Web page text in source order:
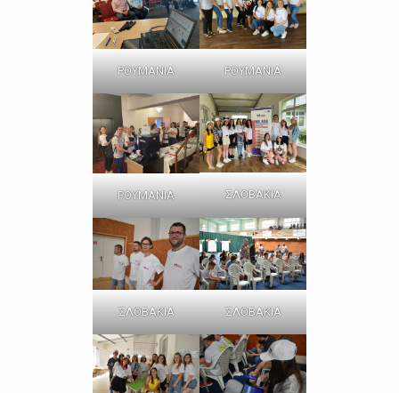
ΡΟΥΜΑΝΙΑ ΡΟΥΜΑΝΙΑ
ΡΟΥΜΑΝΙΑ ΣΛΟΒΑΚΙΑ
ΣΛΟΒΑΚΙΑ ΣΛΟΒΑΚΙΑ